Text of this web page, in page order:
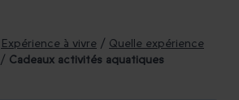
Expérience à vivre / Quelle expérience
/ Cadeaux activités aquatiques